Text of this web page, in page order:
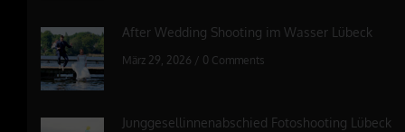
After Wedding Shooting im Wasser Lübeck
März 29, 2026 / 0 Comments
Junggesellinnenabschied Fotoshooting Lübeck